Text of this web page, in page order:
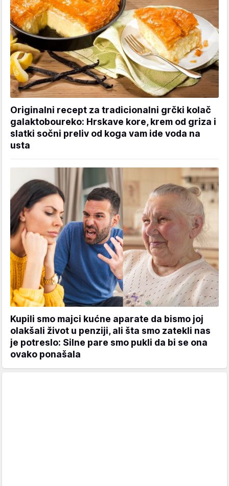
Originalni recept za tradicionalni grčki kolač
galaktoboureko: Hrskave kore, krem od griza i
slatki sočni preliv od koga vam ide voda na
usta
Kupili smo majci kućne aparate da bismo joj
olakšali život u penziji, ali šta smo zatekli nas
je potreslo: Silne pare smo pukli da bi se ona
ovako ponašala